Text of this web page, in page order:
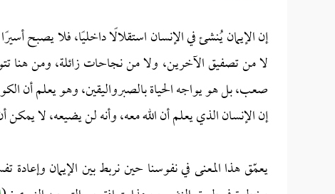
إن الإيمان يُنشئ في الإنسان استقلالًا داخليًا، فلا يصبح
لا من تصفيق الآخرين، ولا من نجاحات زائلة، ومن هنا
صعب، بل هو يواجه الحياة بالصبرواليقين، وهو يعلم أن
إن الإنسان الذي يعلم أن الله معه، وأنه لن يضيعه، لا
يعمّق هذا المعنى في نفوسنا حين نربط بين الإيمان وإعادة